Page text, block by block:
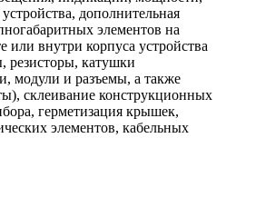
дополнительная
элементов на
или внутри корпуса устройства
резисторы, катушки
модули и разъемы, а также
склеивание конструкционных
герметизация крышек,
элементов, кабельных